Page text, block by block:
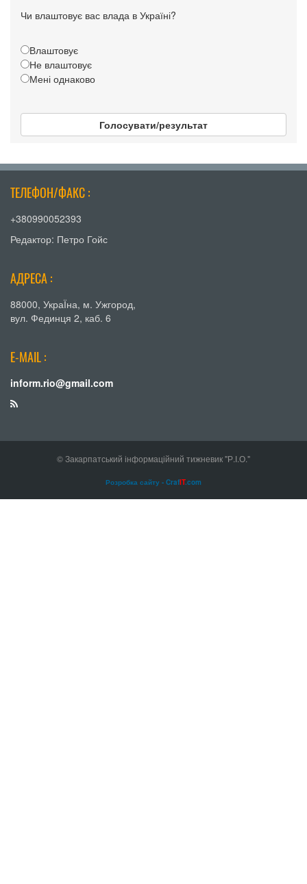
Чи влаштовує вас влада в Україні?
Влаштовує
Не влаштовує
Мені однаково
Голосувати/результат
ТЕЛЕФОН/ФАКС :
+380990052393
Редактор: Петро Гойс
АДРЕСА :
88000, УкраЇна, м. Ужгород,
вул. Фединця 2, каб. 6
E-MAIL :
inform.rio@gmail.com
© Закарпатський інформаційний тижневик "Р.І.О."
Розробка сайту - CrafIT.com